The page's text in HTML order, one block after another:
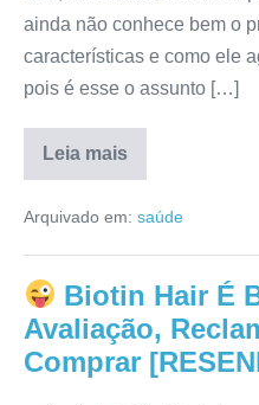
ainda não conhece bem o
características e como ele
pois é esse o assunto […]
Leia mais
Dtx
É
Reclame
Fórmula,
Depoimentos,
Anvisa
[RESENHA]
Arquivado em: saúde
Biotin Hair É
Avaliação,
Comprar